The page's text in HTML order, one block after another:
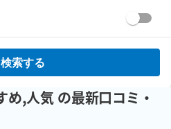
検索する
め,人気 の最新口コミ・